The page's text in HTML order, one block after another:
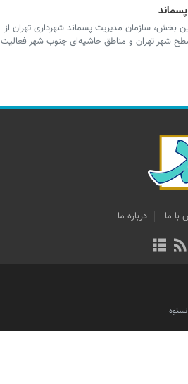
بخش، سازمان مدیریت پسماند شهرداری تهران از
سطح شهر تهران و مناطق حاشیه‌ای جنوب شهر فعالیت
با ما درباره ما